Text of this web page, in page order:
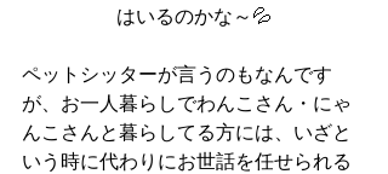
はいるのかな～💦
ペットシッターが言うのもなんです
が、お一人暮らしでわんこさん・にゃ
んこさんと暮らしてる方には、いざと
いう時に代わりにお世話を任せられる